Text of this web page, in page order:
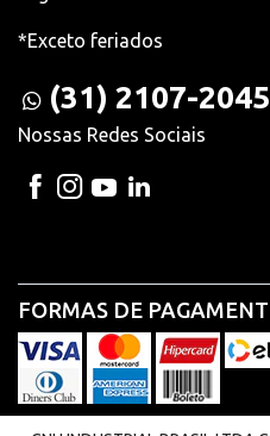
*Exceto feriados
(31) 2107-2045
Nossas Redes Sociais
FORMAS DE